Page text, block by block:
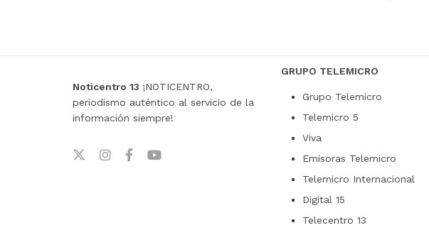
Noticentro 13 ¡NOTICENTRO,
periodismo auténtico al servicio de la
información siempre!
GRUPO TELEMICRO
Grupo Telemicro
Telemicro 5
Viva
Emisoras Telemicro
Telemicro Internacional
Digital 15
Telecentro 13